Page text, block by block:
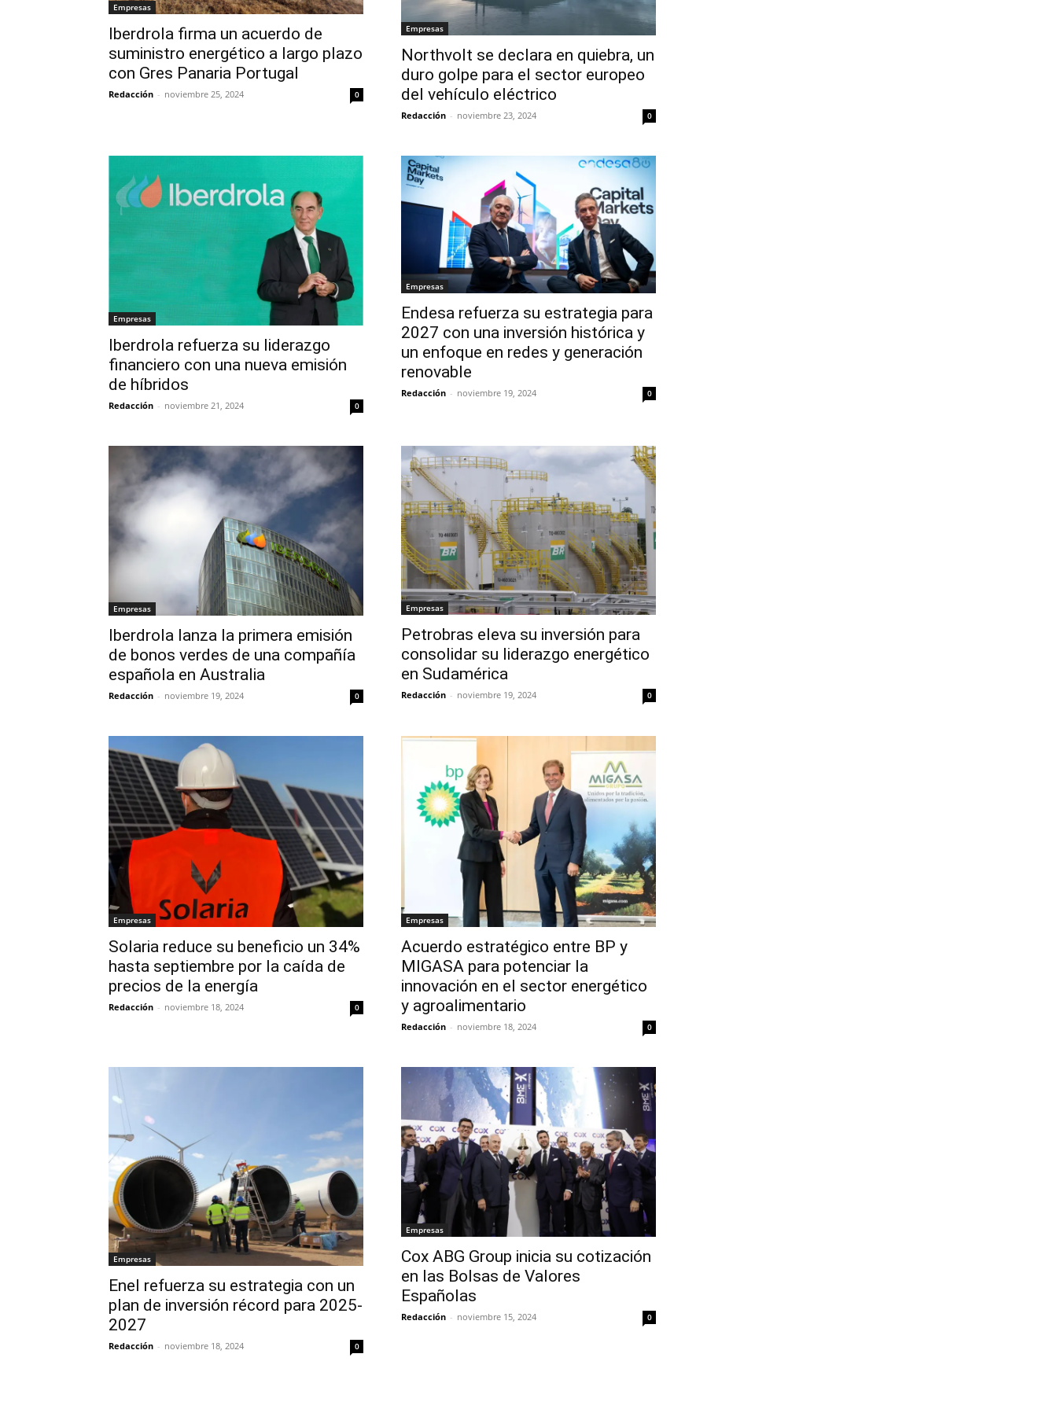
Empresas
Iberdrola firma un acuerdo de
suministro energético a largo plazo
con Gres Panaria Portugal
Redacción - noviembre 25, 2024 0
Empresas
Northvolt se declara en quiebra, un
duro golpe para el sector europeo
del vehículo eléctrico
Redacción - noviembre 23, 2024 0
Empresas
Iberdrola refuerza su liderazgo
financiero con una nueva emisión
de híbridos
Redacción - noviembre 21, 2024 0
Empresas
Endesa refuerza su estrategia para
2027 con una inversión histórica y
un enfoque en redes y generación
renovable
Redacción - noviembre 19, 2024 0
Empresas
Iberdrola lanza la primera emisión
de bonos verdes de una compañía
española en Australia
Redacción - noviembre 19, 2024 0
Empresas
Petrobras eleva su inversión para
consolidar su liderazgo energético
en Sudamérica
Redacción - noviembre 19, 2024 0
Empresas
Solaria reduce su beneficio un 34%
hasta septiembre por la caída de
precios de la energía
Redacción - noviembre 18, 2024 0
Empresas
Acuerdo estratégico entre BP y
MIGASA para potenciar la
innovación en el sector energético
y agroalimentario
Redacción - noviembre 18, 2024 0
Empresas
Enel refuerza su estrategia con un
plan de inversión récord para 2025-
2027
Redacción - noviembre 18, 2024 0
Empresas
Cox ABG Group inicia su cotización
en las Bolsas de Valores
Españolas
Redacción - noviembre 15, 2024 0